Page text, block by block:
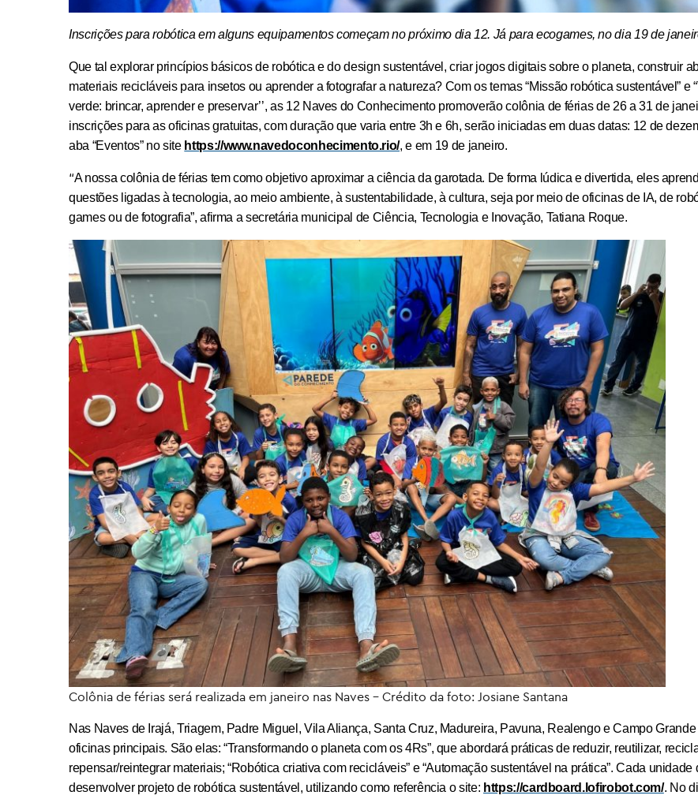
Inscrições para robótica em alguns equipamentos começam no próximo dia 12. Já para ecogames, no dia 19de
Que tal explorar princípios básicos de robótica e do design sustentável, criar jogos digitais sobre o planeta, construir
materiais recicláveis para insetos ou aprender a fotografar a natureza? Com os temas “Missão robótica sustentável” e
verde: brincar, aprender e preservar’’, as 12 Naves do Conhecimento promoverão colônia de férias de 26 a 31 de
inscrições para as oficinas gratuitas, com duração que varia entre 3h e 6h, serão iniciadas em duas datas: 12 de
aba “Eventos” no site https://www.navedoconhecimento.rio/, e em 19de janeiro.
“A nossa colônia de férias tem como objetivo aproximar a ciência da garotada. De forma lúdica e divertida, eles
questões ligadas à tecnologia, ao meio ambiente, à sustentabilidade, à cultura, seja por meio de oficinas de IA, de
games ou de fotografia”, afirma a secretária municipal de Ciência, Tecnologia e Inovação, Tatiana Roque.
Colônia de férias será realizada em janeiro nas Naves – Crédito da foto: Josiane Santana
Nas Naves de Irajá, Triagem, Padre Miguel, Vila Aliança, Santa Cruz, Madureira, Pavuna, Realengo e Campo
oficinas principais. São elas: “Transformando o planeta com os 4Rs”, que abordará práticas de reduzir, reutilizar,
repensar/reintegrar materiais; “Robótica criativa com recicláveis” e “Automação sustentável na prática”. Cada unidade
desenvolver projeto de robótica sustentável, utilizando como referência o site: https://cardboard.lofirobot.com/. No